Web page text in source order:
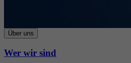
Über uns
Wer wir sind